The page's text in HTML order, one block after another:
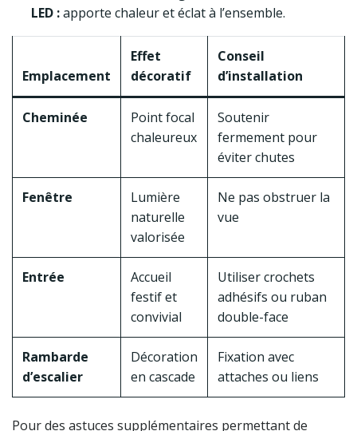
LED :apporte chaleur et éclat à l’ensemble.
Emplacement
Effet
décoratif
Conseil
d’installation
Cheminée
Point focal
chaleureux
Soutenir
fermement pour
éviter chutes
Fenêtre
Lumière
naturelle
valorisée
Ne pas obstruer la
vue
Entrée
Accueil
festif et
convivial
Utiliser crochets
adhésifs ou ruban
double-face
Rambarde
d’escalier
Décoration
en cascade
Fixation avec
attaches ou liens
Pour des astuces supplémentaires permettant de